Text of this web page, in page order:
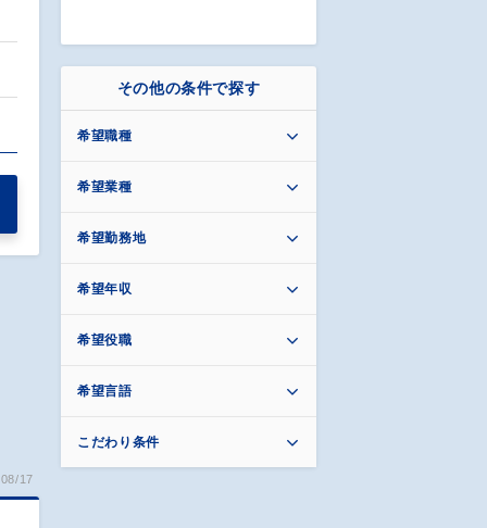
17
その他の条件で探す
希望職種
希望業種
希望勤務地
希望年収
希望役職
希望言語
こだわり条件